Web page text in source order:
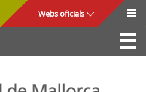
Webs oficials
La Seu
Consell de Mallorca